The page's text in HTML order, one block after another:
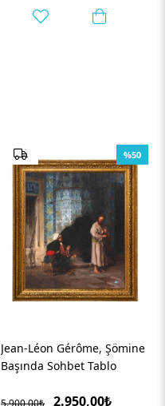
Jean-Léon Gérôme, Şömine
Başında Sohbet Tablo
2.950,00₺
%50